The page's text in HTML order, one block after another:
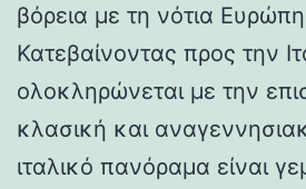
βόρεια με τη νότια
Κατεβαίνοντας προς την
ολοκληρώνεται με την
κλασική και
ιταλικό πανόραμα είναι